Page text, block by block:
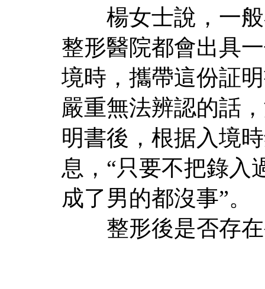
楊女士說，一般
整形醫院都會出具
境時，攜帶這份証
嚴重無法辨認的話
明書後，根据入境
息，“只要不把錄入
成了男的都沒事”。
整形後是否存在